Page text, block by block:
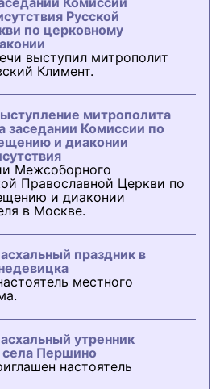
Русской
по церковному
выступил митрополит
Климент.
митрополита
заседании Комиссии по
и диаконии
Межсоборного
Православной Церкви по
и диаконии
в Москве.
праздник в
местного
утренник
села Першино
настоятель